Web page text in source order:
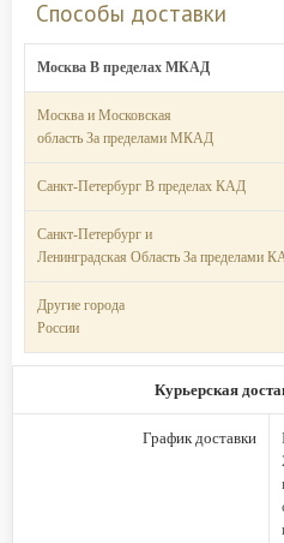
Способы доставки
Москва В пределах МКАД
Москва и Московская
область За пределами МКАД
Санкт-Петербург В пределах КАД
Санкт-Петербург и
Ленинградская Область За пределами
Другие города
России
Курьерская
График доставки